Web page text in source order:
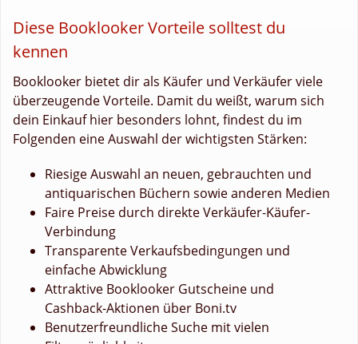
Diese Booklooker Vorteile solltest du
kennen
Booklooker bietet dir als Käufer und Verkäufer viele
überzeugende Vorteile. Damit du weißt, warum sich
dein Einkauf hier besonders lohnt, findest du im
Folgenden eine Auswahl der wichtigsten Stärken:
Riesige Auswahl an neuen, gebrauchten und
antiquarischen Büchern sowie anderen Medien
Faire Preise durch direkte Verkäufer-Käufer-
Verbindung
Transparente Verkaufsbedingungen und
einfache Abwicklung
Attraktive Booklooker Gutscheine und
Cashback-Aktionen über Boni.tv
Benutzerfreundliche Suche mit vielen